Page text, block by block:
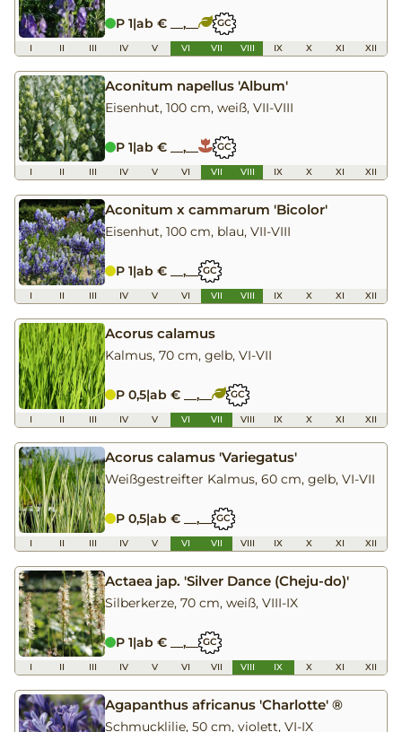
P 1|ab € __,__ GC
I II III IV V VI VII VIII IX X XI XII
Aconitum napellus 'Album'
Eisenhut, 100 cm, weiß, VII-VIII
P 1|ab € __,__ GC
I II III IV V VI VII VIII IX X XI XII
Aconitum x cammarum 'Bicolor'
Eisenhut, 100 cm, blau, VII-VIII
P 1|ab € __,__ GC
I II III IV V VI VII VIII IX X XI XII
Acorus calamus
Kalmus, 70 cm, gelb, VI-VII
P 0,5|ab € __,__ GC
I II III IV V VI VII VIII IX X XI XII
Acorus calamus 'Variegatus'
Weißgestreifter Kalmus, 60 cm, gelb, VI-VII
P 0,5|ab € __,__ GC
I II III IV V VI VII VIII IX X XI XII
Actaea jap. 'Silver Dance (Cheju-do)'
Silberkerze, 70 cm, weiß, VIII-IX
P 1|ab € __,__ GC
I II III IV V VI VII VIII IX X XI XII
Agapanthus africanus 'Charlotte' ®
Schmucklilie, 50 cm, violett, VI-IX